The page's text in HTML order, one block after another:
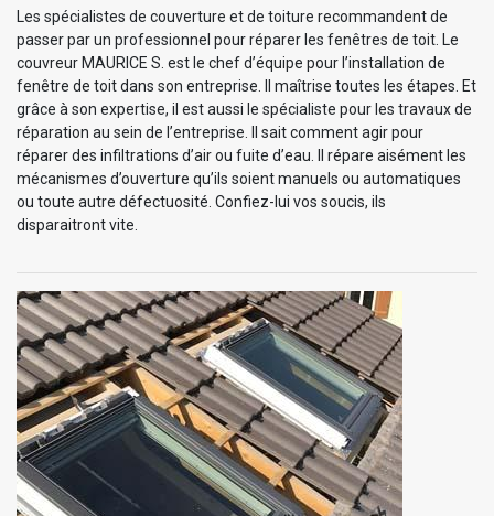
Les spécialistes de couverture et de toiture recommandent de
passer par un professionnel pour réparer les fenêtres de toit. Le
couvreur MAURICE S. est le chef d’équipe pour l’installation de
fenêtre de toit dans son entreprise. Il maîtrise toutes les étapes. Et
grâce à son expertise, il est aussi le spécialiste pour les travaux de
réparation au sein de l’entreprise. Il sait comment agir pour
réparer des infiltrations d’air ou fuite d’eau. Il répare aisément les
mécanismes d’ouverture qu’ils soient manuels ou automatiques
ou toute autre défectuosité. Confiez-lui vos soucis, ils
disparaitront vite.